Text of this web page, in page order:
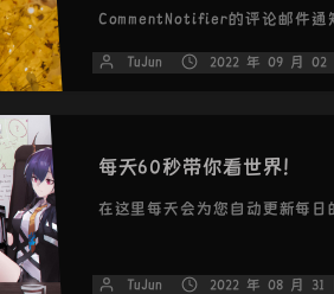
CommentNotifier的评论邮件通
TuJun 2022 年 09 月 02
每天60秒带你看世界！
在这里每天会为您自动更新每日
TuJun 2022 年 08 月 31